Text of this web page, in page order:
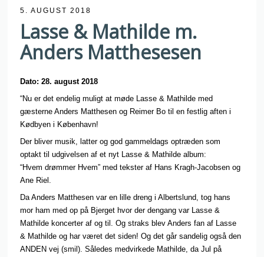
5. AUGUST 2018
Lasse & Mathilde m.
Anders Matthesesen
Dato: 28. august 2018
“Nu er det endelig muligt at møde Lasse & Mathilde med
gæsterne Anders Matthesen og Reimer Bo til en festlig aften i
Kødbyen i København!
Der bliver musik, latter og god gammeldags optræden som
optakt til udgivelsen af et nyt Lasse & Mathilde album:
“Hvem drømmer Hvem” med tekster af Hans Kragh-Jacobsen og
Ane Riel.
Da Anders Matthesen var en lille dreng i Albertslund, tog hans
mor ham med op på Bjerget hvor der dengang var Lasse &
Mathilde koncerter af og til. Og straks blev Anders fan af Lasse
& Mathilde og har været det siden! Og det går sandelig også den
ANDEN vej (smil). Således medvirkede Mathilde, da Jul på